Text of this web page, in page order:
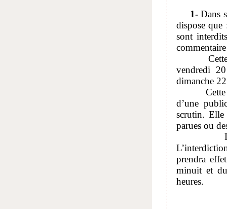
1-Dans
dispose
sont
Cette
vendredi
dimanche
Cette
d’une
scrutin. Elle
parues ou
Les
prendra
minuit et
heures.